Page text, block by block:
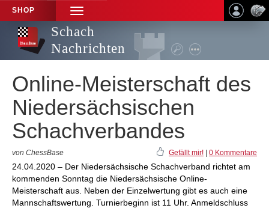
SHOP
TOGGLE
NAVIGATION
Schach
Nachrichten
Online-Meisterschaft des
Niedersächsischen
Schachverbandes
von ChessBase Gefällt mir! 0 Kommentare
24.04.2020 – Der Niedersächsische Schachverband richtet am
kommenden Sonntag die Niedersächsische Online-
Meisterschaft aus. Neben der Einzelwertung gibt es auch eine
Mannschaftswertung. Turnierbeginn ist 11 Uhr. Anmeldschluss